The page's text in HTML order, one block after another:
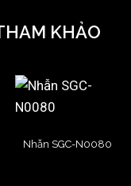
KHẢO
Nhẫn SGC-N0080